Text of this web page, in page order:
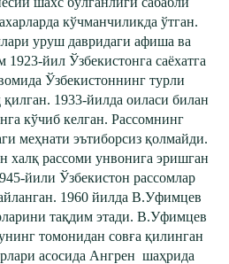
кўчманчиликда ўтган.
уруш давридаги афиша ва
1923-йил Ўзбекистонга саёхатга
Ўзбекистоннинг турли
1933-йилда оиласи билан
кўчиб келган. Рассомнинг
меҳнати эътиборсиз қолмайди.
халқ рассоми унвонига эришган
йили Ўзбекистон рассомлар
1960 йилда В.Уфимцев
тақдим этади. В.Уфимцев
томонидан совға қилинган
асосида Ангрен шаҳрида